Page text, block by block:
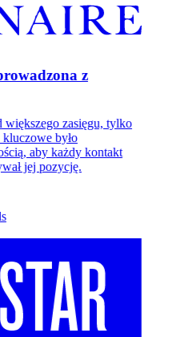
z
większego zasięgu, tylko
było
aby każdy kontakt
jej pozycję.